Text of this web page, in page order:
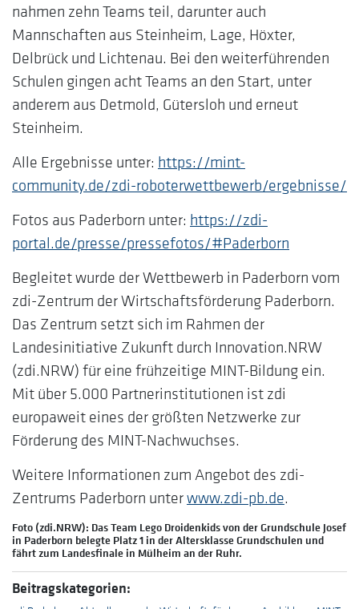
nahmen zehn Teams teil, darunter auch
Mannschaften aus Steinheim, Lage, Höxter,
Delbrück und Lichtenau. Bei den weiterführenden
Schulen gingen acht Teams an den Start, unter
anderem aus Detmold, Gütersloh und erneut
Steinheim.
Alle Ergebnisse unter: https://mint-
community.de/zdi-roboterwettbewerb/ergebnisse/
Fotos aus Paderborn unter: https://zdi-
portal.de/presse/pressefotos/#Paderborn
Begleitet wurde der Wettbewerb in Paderborn vom
zdi-Zentrum der Wirtschaftsförderung Paderborn.
Das Zentrum setzt sich im Rahmen der
Landesinitiative Zukunft durch Innovation.NRW
(zdi.NRW) für eine frühzeitige MINT-Bildung ein.
Mit über 5.000 Partnerinstitutionen ist zdi
europaweit eines der größten Netzwerke zur
Förderung des MINT-Nachwuchses.
Weitere Informationen zum Angebot des zdi-
Zentrums Paderborn unterwww.zdi-pb.de.
Foto (zdi.NRW): Das Team Lego Droidenkids von der Grundschule Josef
in Paderborn belegte Platz 1 in der Altersklasse Grundschulen und
fährt zum Landesfinale in Mülheim an der Ruhr.
Beitragskategorien: